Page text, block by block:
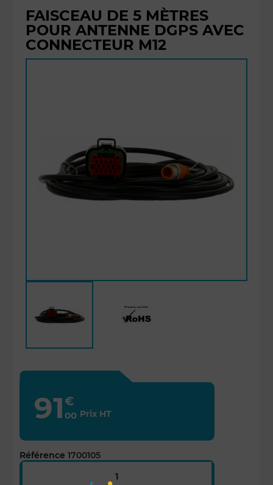
FAISCEAU DE 5 MÈTRES
POUR ANTENNE DGPS AVEC
CONNECTEUR M12
91€
00 Prix HT
Référence 1700105